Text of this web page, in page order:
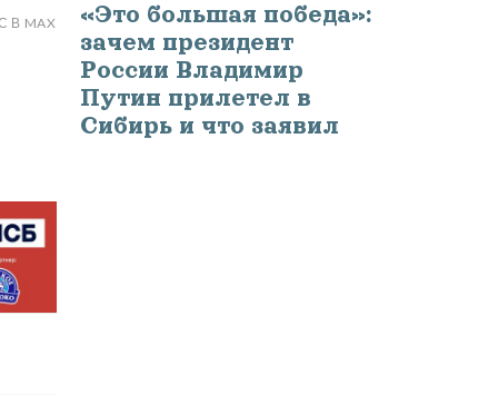
В MAX
«Это большая победа»:
зачем президент
России Владимир
Путин прилетел в
Сибирь и что заявил